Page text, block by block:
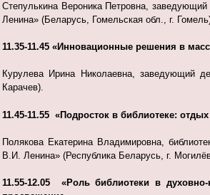
Степулькина Вероника Петровна,
Ленина» (Беларусь, Гомельская обл., г.
11.35-11.45 «Инновационные решения в
Курулева Ирина Николаевна, заведующий
Карачев).
11.45-11.55 «Подросток в библиотеке:
Полякова Екатерина Владимировна,
В.И. Ленина» (Республика Беларусь, г.
11.55-12.05 «Роль библиотеки в